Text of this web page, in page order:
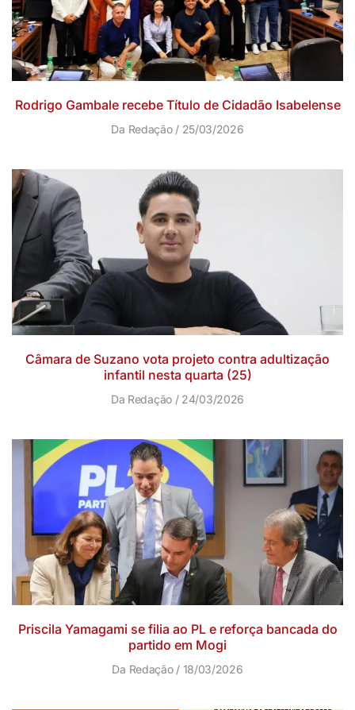
Rodrigo Gambale recebe Título de Cidadão Isabelense
Da Redação 25/03/2026
Câmara de Suzano vota projeto contra adultização
infantil nesta quarta (25)
Da Redação 24/03/2026
Priscila Yamagami se filia ao PL e reforça bancada do
partido em Mogi
Da Redação 18/03/2026